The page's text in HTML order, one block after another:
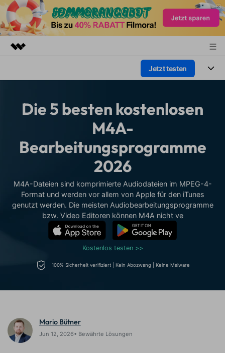
Dienstprogramme
Überblick
Presseraum
Support
Jetzt testen
Plattformen
Video/Foto
Text
Lösungen
Video-Lösungen
Video-Prompts
Über 100 heiße Video-
Prompts – schnell ähnliche
Videos erstellen
Meisterkurs
Beherrschen Sie
fortgeschrittene
Videobearbeitungsfähigkeiten
Lernen, ausdrücken und
Fähigkeiten mit Filmora
Erfahren Sie, wie Sie einen
Hilfe-Center
Erste Schritte
Kunden-Support
Über Uns Bewertungen
Bewertungen
Kunden-Geschichten
Erfahren Sie, wie unsere
Affiliate-Programm
Suchen
Die 5 besten kostenlosen
M4A-
Bearbeitungsprogramme
2026
M4A-Dateien sind komprimierte Audiodateien im MPEG-4-
Format und werden vor allem von Apple für den iTunes
genutzt werden. Die meisten Audiobearbeitungsprogramme
bzw. Video Editoren können M4A nicht ve
Kostenlos testen >>
100% Sicherheit verifiziert | Kein Abozwang | Keine Malware
Mario Bütner
Jun 12, 2026• Bewährte Lösungen